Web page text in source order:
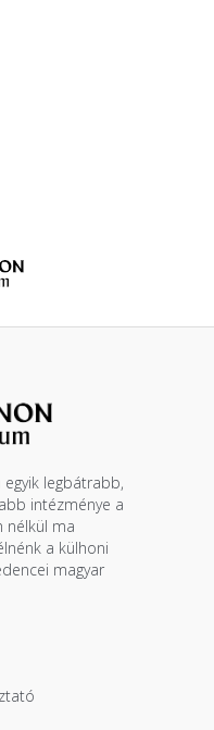
legbátrabb,
intézménye a
nélkül ma
a külhoni
magyar